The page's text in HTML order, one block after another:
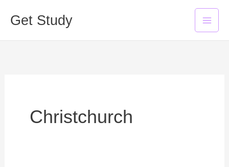
Get Study
Main
Christchurch